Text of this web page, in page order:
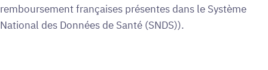
remboursement françaises présentes dans le Système
National des Données de Santé (SNDS)).